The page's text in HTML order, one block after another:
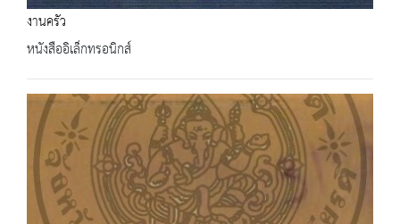
งานครัว
หนังสืออิเล็กทรอนิกส์